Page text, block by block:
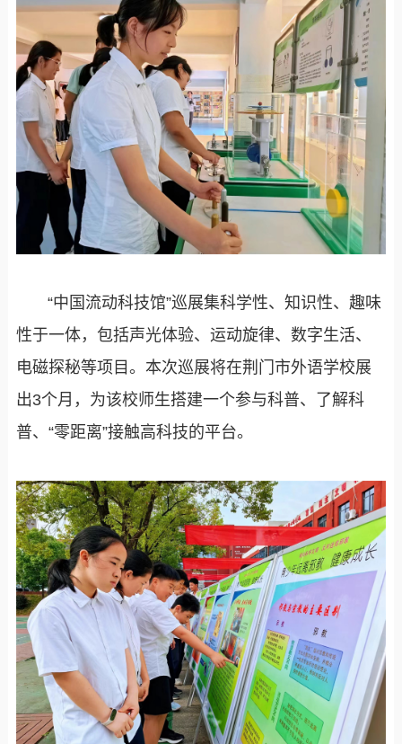
“中国流动科技馆”巡展集科学性、知识性、趣味
性于一体，包括声光体验、运动旋律、数字生活、
电磁探秘等项目。本次巡展将在荆门市外语学校展
出3个月，为该校师生搭建一个参与科普、了解科
普、“零距离”接触高科技的平台。